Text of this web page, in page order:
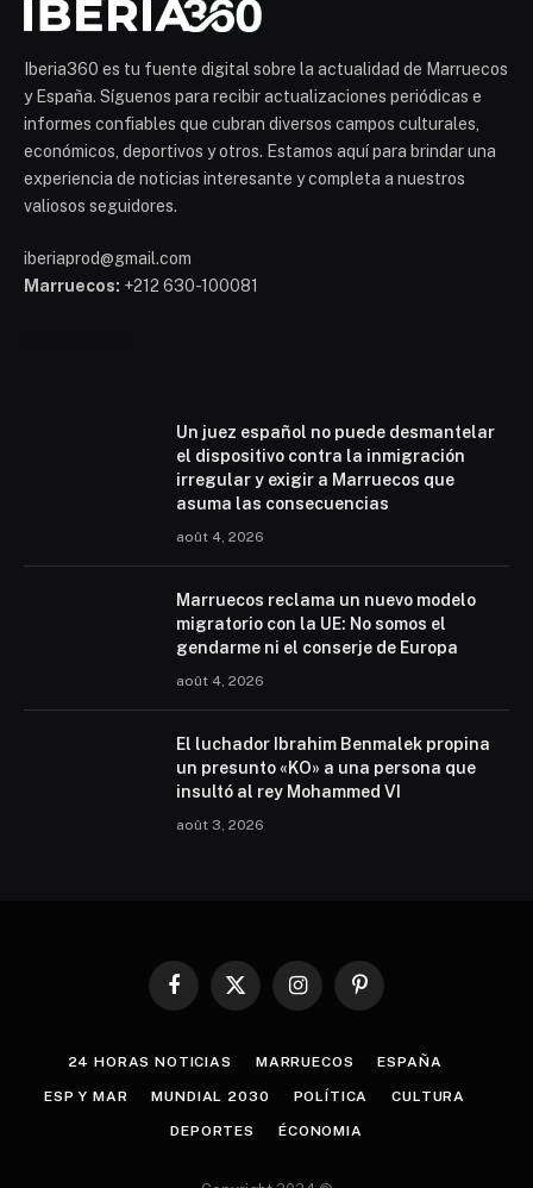
Iberia360 es tu fuente digital sobre la actualidad de Marruecos
y España. Síguenos para recibir actualizaciones periódicas e
informes confiables que cubran diversos campos culturales,
económicos, deportivos y otros. Estamos aquí para brindar una
experiencia de noticias interesante y completa a nuestros
valiosos seguidores.
iberiaprod@gmail.com
Marruecos: +212 630-100081
Un juez español no puede desmantelar
el dispositivo contra la inmigración
irregular y exigir a Marruecos que
asuma las consecuencias
août 4, 2026
Marruecos reclama un nuevo modelo
migratorio con la UE: No somos el
gendarme ni el conserje de Europa
août 4, 2026
El luchador Ibrahim Benmalek propina
un presunto «KO» a una persona que
insultó al rey Mohammed VI
août 3, 2026
Facebook
X
InstagramPinterest
24 HORAS NOTICIAS MARRUECOS ESPAÑA
ESP Y MAR MUNDIAL 2030 POLÍTICA CULTURA
DEPORTES ÉCONOMIA